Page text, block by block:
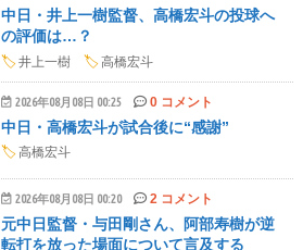
中日・井上一樹監督、高橋宏斗の投球へ
の評価は…？
🏷️井上一樹 🏷️高橋宏斗
2026年08月08日 00:25 0 コメント
中日・高橋宏斗が試合後に“感謝”
🏷️高橋宏斗
2026年08月08日 00:20 2 コメント
元中日監督・与田剛さん、阿部寿樹が逆
転打を放った場面について言及する